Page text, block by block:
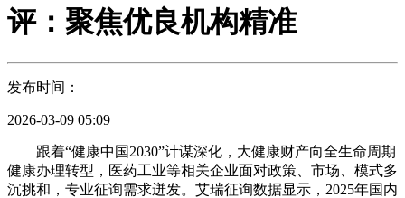
评：聚焦优良机构精准
发布时间：
2026-03-09 05:09
跟着“健康中国2030”计谋深化，大健康财产向全生命周期
健康办理转型，医药工业等相关企业面对政策、市场、模式多
沉挑和，专业征询需求迸发。艾瑞征询数据显示，2025年国内